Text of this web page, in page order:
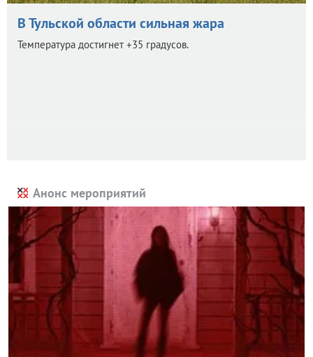
В Тульской области сильная жара
Температура достигнет +35 градусов.
Анонс мероприятий